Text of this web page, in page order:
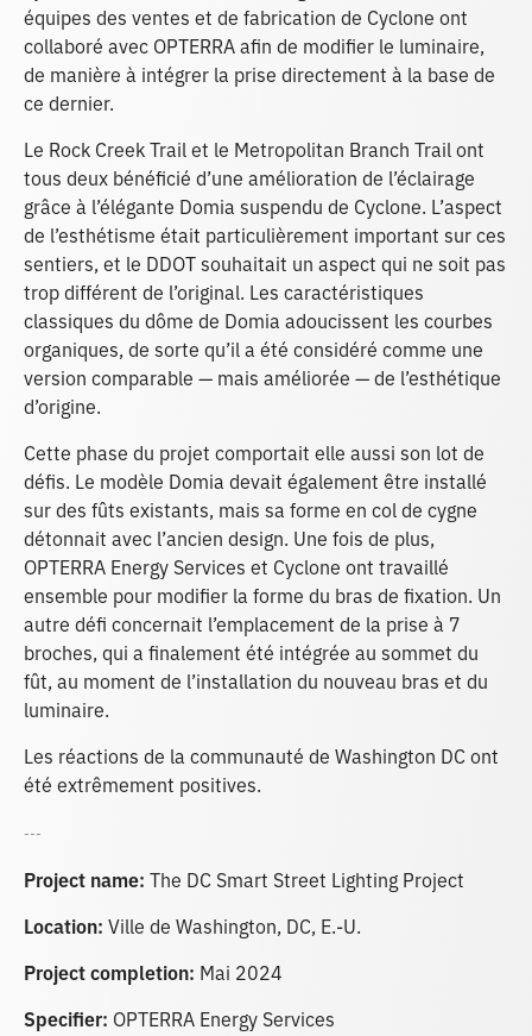
équipes des ventes et de fabrication de Cyclone ont
collaboré avec OPTERRA afin de modifier le luminaire,
de manière à intégrer la prise directement à la base de
ce dernier.
Le Rock Creek Trail et le Metropolitan Branch Trail ont
tous deux bénéficié d’une amélioration de l’éclairage
grâce à l’élégante Domia suspendu de Cyclone. L’aspect
de l’esthétisme était particulièrement important sur ces
sentiers, et le DDOT souhaitait un aspect qui ne soit pas
trop différent de l’original. Les caractéristiques
classiques du dôme de Domia adoucissent les courbes
organiques, de sorte qu’il a été considéré comme une
version comparable — mais améliorée — de l’esthétique
d’origine.
Cette phase du projet comportait elle aussi son lot de
défis. Le modèle Domia devait également être installé
sur des fûts existants, mais sa forme en col de cygne
détonnait avec l’ancien design. Une fois de plus,
OPTERRA Energy Services et Cyclone ont travaillé
ensemble pour modifier la forme du bras de fixation. Un
autre défi concernait l’emplacement de la prise à 7
broches, qui a finalement été intégrée au sommet du
fût, au moment de l’installation du nouveau bras et du
luminaire.
Les réactions de la communauté de Washington DC ont
été extrêmement positives.
---
Project name: The DC Smart Street Lighting Project
Location: Ville de Washington, DC, E.-U.
Project completion: Mai 2024
Specifier: OPTERRA Energy Services